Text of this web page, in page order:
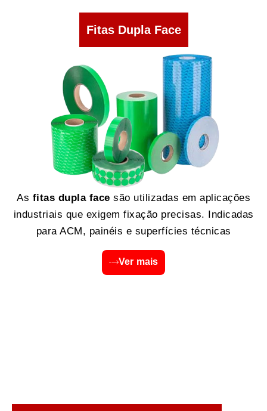
Fitas Dupla Face
As fitas dupla face são utilizadas em aplicações
industriais que exigem fixação precisas. Indicadas
para ACM, painéis e superfícies técnicas
Ver mais